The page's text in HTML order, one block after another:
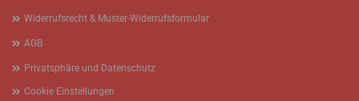
Widerrufsrecht & Muster-Widerrufsformular
AGB
Privatsphäre und Datenschutz
Cookie Einstellungen